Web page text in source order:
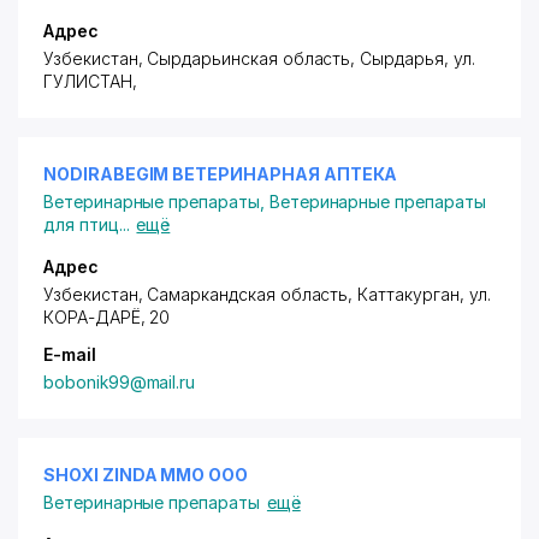
Адрес
Узбекистан, Сырдарьинская область, Сырдарья, ул.
ГУЛИСТАН,
NODIRABEGIM ВЕТЕРИНАРНАЯ АПТЕКА
Ветеринарные препараты Ветеринарные препараты
для птиц... ещё
Адрес
Узбекистан, Самаркандская область, Каттакурган, ул.
КОРА-ДАРЁ, 20
E-mail
bobonik99@mail.ru
SHOXI ZINDA MMO ООО
Ветеринарные препараты ещё